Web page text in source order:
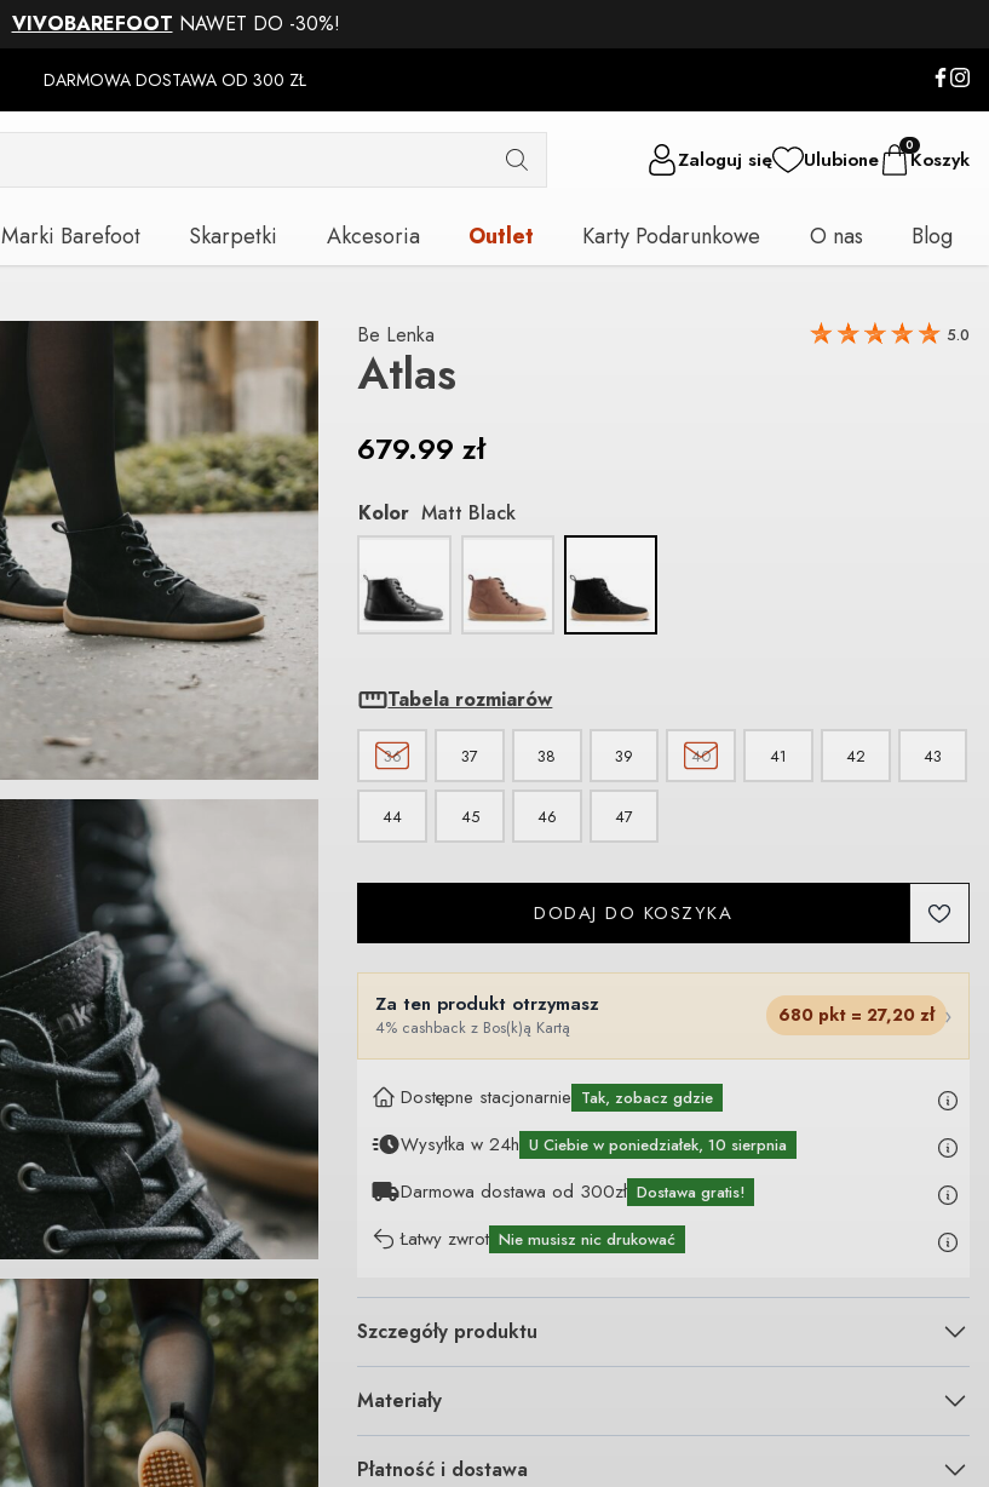
VIVOBAREFOOT NAWET DO -30%!
DARMOWA DOSTAWA OD 300 ZŁ
Zaloguj się Ulubione
0
Koszyk
Marki Barefoot Skarpetki Akcesoria Outlet Karty Podarunkowe O nas Blog
Be Lenka
5.0
Atlas
679.99zł
Kolor Matt Black
Tabela rozmiarów
36 37 38 39 40 41 42 43
44 45 46 47
DODAJ DO KOSZYKA
Za ten produkt otrzymasz
4% cashback z Bos(k)ą Kartą
680 pkt = 27,20 zł ›
Dostępne stacjonarnie Tak, zobacz gdzie
Wysyłka w 24h U Ciebiew poniedziałek, 10 sierpnia
Darmowa dostawa od 300zł Dostawa gratis!
Łatwy zwrot Nie musisz nic drukować
Szczegóły produktu
Materiały
Płatność i dostawa